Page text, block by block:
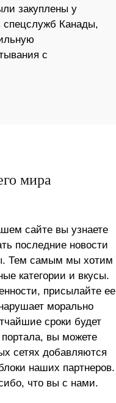
закуплены у
спецслужб Канады,
с
мира
сайте вы узнаете
последние новости
Тем самым мы хотим
категории и вкусы.
присылайте ее
морально
сроки будет
вы можете
сетях добавляются
наших партнеров.
что вы с нами.